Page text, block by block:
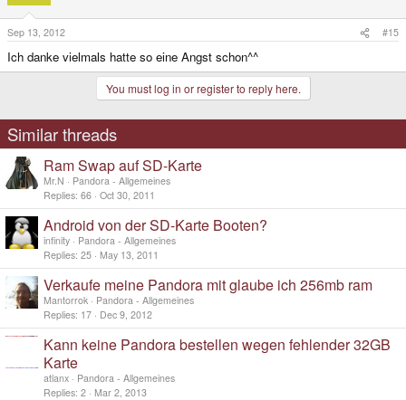
Sep 13, 2012 #15
Ich danke vielmals hatte so eine Angst schon^^
You must log in or register to reply here.
Similar threads
Ram Swap auf SD-Karte
Mr.N
Pandora - Allgemeines
Replies 66 Oct 30, 2011
Android von der SD-Karte Booten?
infinity
Pandora - Allgemeines
Replies 25 May 13, 2011
Verkaufe meine Pandora mit glaube ich 256mb ram
Mantorrok
Pandora - Allgemeines
Replies 17 Dec 9, 2012
Kann keine Pandora bestellen wegen fehlender 32GB
Karte
atlanx
Pandora - Allgemeines
Replies 2 Mar 2, 2013